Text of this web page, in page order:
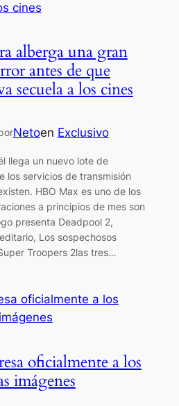
alberga una gran
antes de que
secuela a los cines
Netoen Exclusivo
llega un nuevo lote de
los servicios de transmisión
HBO Max es uno de los
a principios de mes son
presenta Deadpool 2,
Los sospechosos
Troopers 2las tres…
oficialmente a los
imágenes